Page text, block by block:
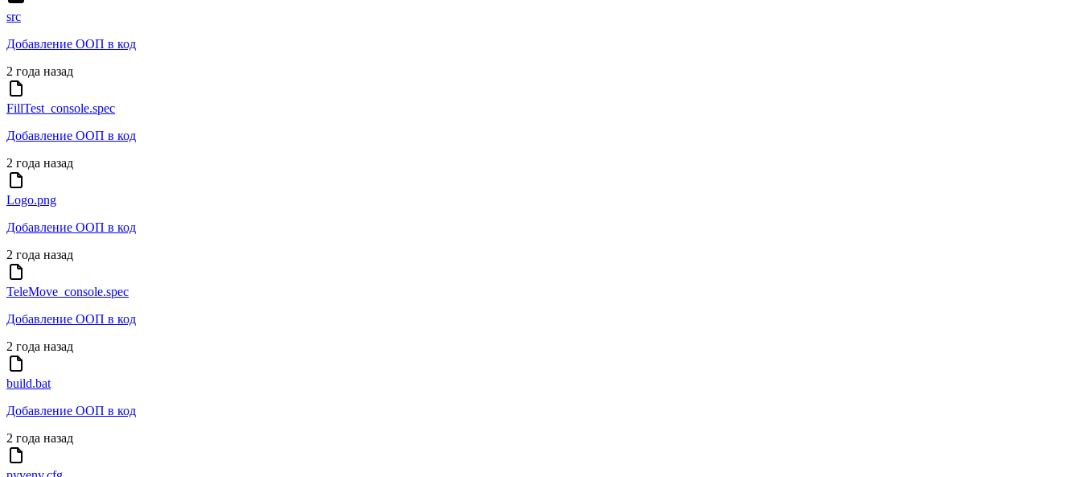
src
Добавление ООП в код
2 года назад
FillTest_console.spec
Добавление ООП в код
2 года назад
Logo.png
Добавление ООП в код
2 года назад
TeleMove_console.spec
Добавление ООП в код
2 года назад
build.bat
Добавление ООП в код
2 года назад